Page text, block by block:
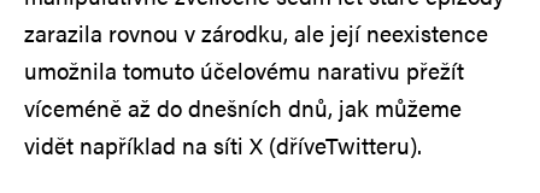
zarazila rovnou v zárodku, ale její neexistence
umožnila tomuto účelovému narativu přežít
víceméně až do dnešních dnů, jak můžeme
vidět například na síti X (dříveTwitteru).